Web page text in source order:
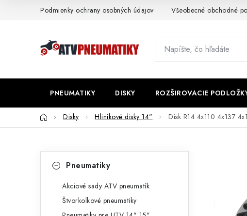
Podmienky ochrany osobných údajov Všeobecné obchodné
PNEUMATIKY DISKY ROZŠIROVACIE
DomovDisky Hliníkové disky 14" Disk R14 4x110 4x137
kategóriePneumatiky
Akciové sady ATV pneumatík
Štvorkolkové pneumatiky